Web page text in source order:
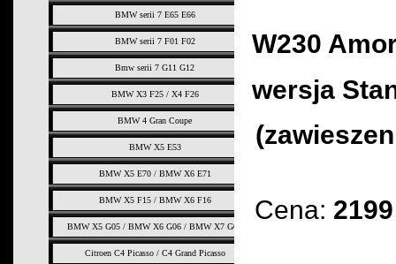
BMW serii 7 E65 E66
BMW serii 7 F01 F02
Bmw serii 7 G11 G12
BMW X3 F25 / X4 F26
BMW 4 Gran Coupe
BMW X5 E53
BMW X5 E70 / BMW X6 E71
BMW X5 F15 / BMW X6 F16
BMW X5 G05 / BMW X6 G06 / BMW X7 G07
Citroen C4 Picasso / C4 Grand Picasso
W230
wersja
Cena: